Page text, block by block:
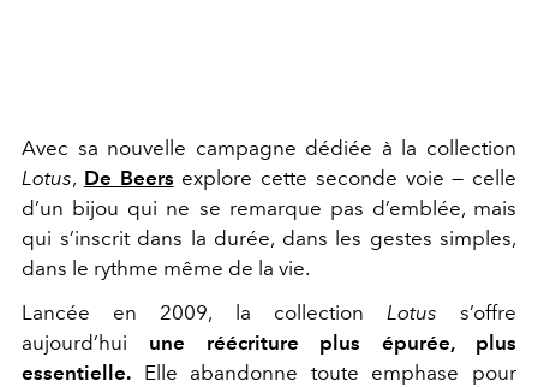
Avec sa nouvelle campagne dédiée à la collection
Lotus, De Beers explore cette seconde voie — celle
d’un bijou qui ne se remarque pas d’emblée, mais
qui s’inscrit dans la durée, dans les gestes simples,
dans le rythme même de la vie.
Lancée en 2009, la collection Lotus s’offre
aujourd’hui une réécriture plus épurée, plus
essentielle. Elle abandonne toute emphase pour